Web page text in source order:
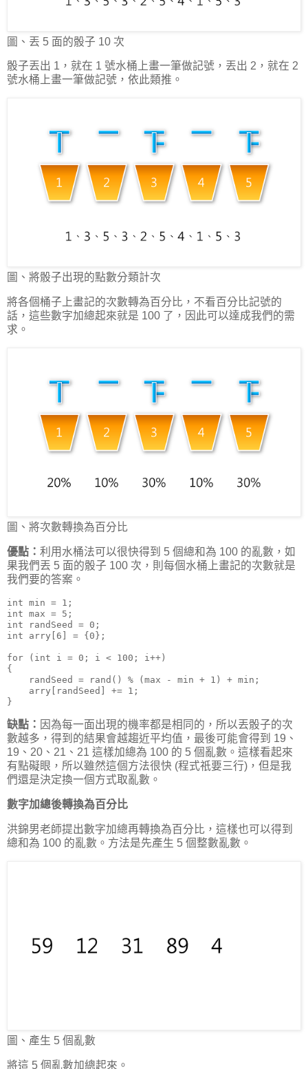
圖、丟 5 面的骰子 10 次
骰子丟出 1，就在 1 號水桶上畫一筆做記號，丟出 2，就在 2
號水桶上畫一筆做記號，依此類推。
圖、將骰子出現的點數分類計次
將各個桶子上畫記的次數轉為百分比，不看百分比記號的
話，這些數字加總起來就是 100 了，因此可以達成我們的需
求。
圖、將次數轉換為百分比
優點： 利用水桶法可以很快得到 5 個總和為 100 的亂數，如
果我們丟 5 面的骰子 100 次，則每個水桶上畫記的次數就是
我們要的答案。
int min = 1;
int max = 5;
int randSeed = 0;
int arry[6] = {0};
for (int i = 0; i < 100; i++)
{
    randSeed = rand() % (max - min + 1) + min;
    arry[randSeed] += 1;
缺點： 因為每一面出現的機率都是相同的，所以丟骰子的次
數越多，得到的結果會越趨近平均值，最後可能會得到 19、
19、20、21、21 這樣加總為 100 的 5 個亂數。這樣看起來
有點礙眼，所以雖然這個方法很快 (程式祇要三行)，但是我
們還是決定換一個方式取亂數。
數字加總後轉換為百分比
洪錦男老師提出數字加總再轉換為百分比，這樣也可以得到
總和為 100 的亂數。方法是先產生 5 個整數亂數。
圖、產生 5 個亂數
將這 5 個亂數加總起來。